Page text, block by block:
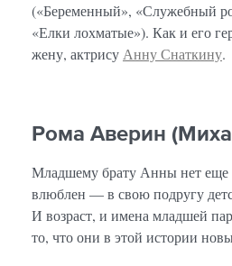
(«Беременный», «Служебный
«Елки лохматые»). Как и его
жену, актрисуАнну Снаткину.
Рома Аверин
Младшему брату Анны нет еще
влюблен — в свою подругу
И возраст, и имена младшей
то, что они в этой истории